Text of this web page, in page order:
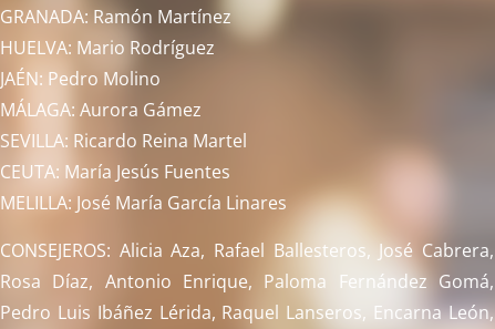
GRANADA: Ramón Martínez
HUELVA: Mario Rodríguez
JAÉN: Pedro Molino
MÁLAGA: Aurora Gámez
SEVILLA: Ricardo Reina Martel
CEUTA: María Jesús Fuentes
MELILLA: José María García Linares
CONSEJEROS: Alicia Aza, Rafael Ballesteros, José Cabrera,
Rosa Díaz, Antonio Enrique, Paloma Fernández Gomá,
Pedro Luis Ibáñez Lérida, Raquel Lanseros, Encarna León,